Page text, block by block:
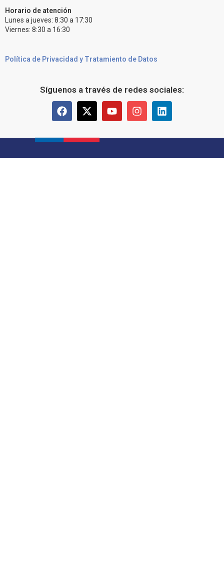
Horario de atención
Lunes a jueves: 8:30 a 17:30
Viernes: 8:30 a 16:30
Política de Privacidad y Tratamiento de Datos
Síguenos a través de redes sociales: